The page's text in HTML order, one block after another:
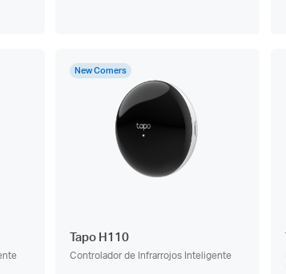
New Comers
Tapo H110
Controlador de Infrarrojos Inteligente